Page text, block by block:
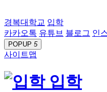
경복대학교 입학
카카오톡 유튜브 블로그 인
POPUP 5
사이트맵
입학